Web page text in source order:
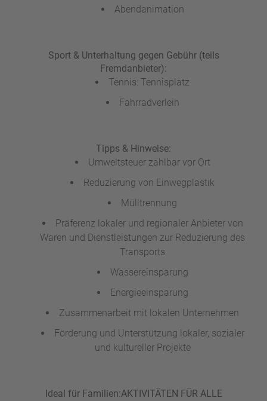
Abendanimation
Sport & Unterhaltung gegen Gebühr (teils
Fremdanbieter):
Tennis: Tennisplatz
Fahrradverleih
Tipps & Hinweise:
Umweltsteuer zahlbar vor Ort
Reduzierung von Einwegplastik
Mülltrennung
Präferenz lokaler und regionaler Anbieter von
Waren und Dienstleistungen zur Reduzierung des
Transports
Wassereinsparung
Energieeinsparung
Zusammenarbeit mit lokalen Unternehmen
Förderung und Unterstützung lokaler, sozialer
und kultureller Projekte
Ideal für Familien:AKTIVITÄTEN FÜR ALLE